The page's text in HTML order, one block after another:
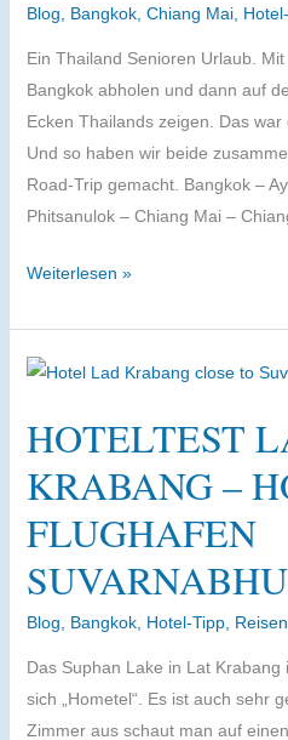
Radtour
in
Thailand
Blog, Bangkok, Chiang Mai,
Ein Thailand Senioren Urlaub.
Bangkok abholen und dann auf
Ecken Thailands zeigen. Das
Und so haben wir beide
Road-Trip gemacht. Bangkok –
Phitsanulok – Chiang Mai –
Thailand
dem
Auto
Bangkok
Mae
Sai
Ein
Road-
einer
Weiterlesen »
HOTELTEST
KRABANG –
FLUGHAFEN
Blog, Bangkok, Hotel-Tipp,
Das Suphan Lake in Lat
sich „Hometel“. Es ist auch sehr
Zimmer aus schaut man auf